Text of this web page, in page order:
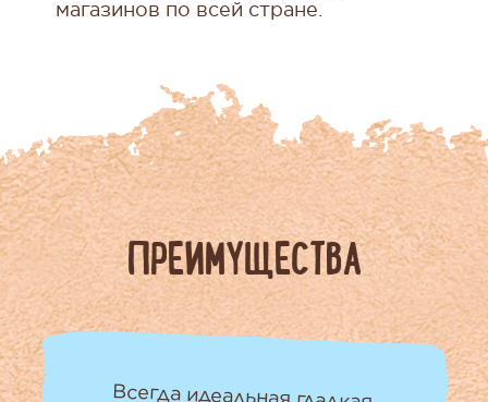
магазинов по всей стране.
ПРЕИМУЩЕСТВА